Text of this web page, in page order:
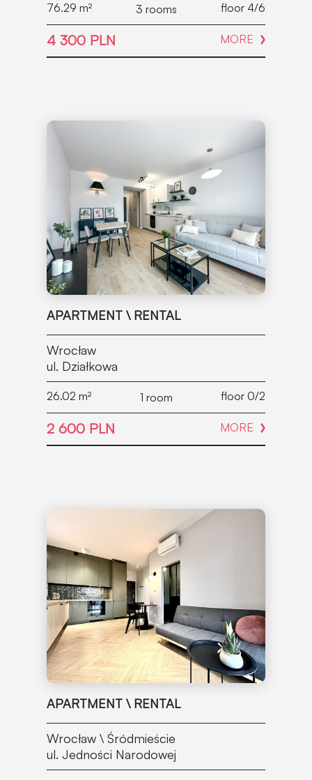
76.29 m² 3 rooms floor 4/6
4 300 PLN MORE
APARTMENT \ RENTAL
Wrocław
ul. Działkowa
26.02 m² 1 room floor 0/2
2 600 PLN MORE
APARTMENT \ RENTAL
Wrocław \ Śródmieście
ul. Jedności Narodowej